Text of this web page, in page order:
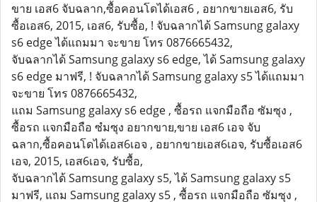
ขาย เอส6 จับฉลาก,ซื้อคอนโดได้เอส6 , อยากขายเอส6, รับ
ซื้อเอส6, 2015, เอส6, รับซื้อ, ! จับฉลากได้ Samsung galaxy
s6 edge ได้แถมมา จะขาย โทร 0876665432,
จับฉลากได้ Samsung galaxy s6 edge, ได้ Samsung galaxy
s6 edge มาฟรี, ! จับฉลากได้ Samsung galaxy s5 ได้แถมมา
จะขาย โทร 0876665432,
แถม Samsung galaxy s6 edge , ซื้อรถ แจกมือถือ ซัมซุง ,
ซื้อรถ แจกมือถือ ซํมซุง อยากขาย,ขาย เอส6 เอจ จับ
ฉลาก,ซื้อคอนโดได้เอส6เอจ , อยากขายเอส6เอจ, รับซื้อเอส6
เอจ, 2015, เอส6เอจ, รับซื้อ,
จับฉลากได้ Samsung galaxy s5, ได้ Samsung galaxy s5
มาฟรี, แถม Samsung galaxy s5 , ซื้อรถ แจกมือถือ ซัมซุง ,